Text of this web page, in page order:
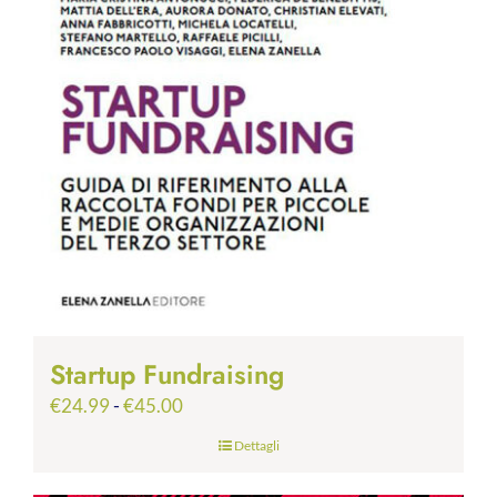
Startup Fundraising
€24.99-€45.00Fascia
Dettagli